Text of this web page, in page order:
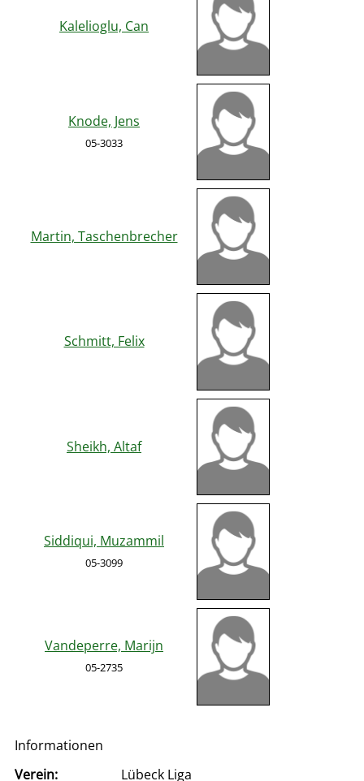
Kalelioglu, Can
Knode, Jens
05-3033
Martin, Taschenbrecher
Schmitt, Felix
Sheikh, Altaf
Siddiqui, Muzammil
05-3099
Vandeperre, Marijn
05-2735
Informationen
Verein:
Lübeck Liga